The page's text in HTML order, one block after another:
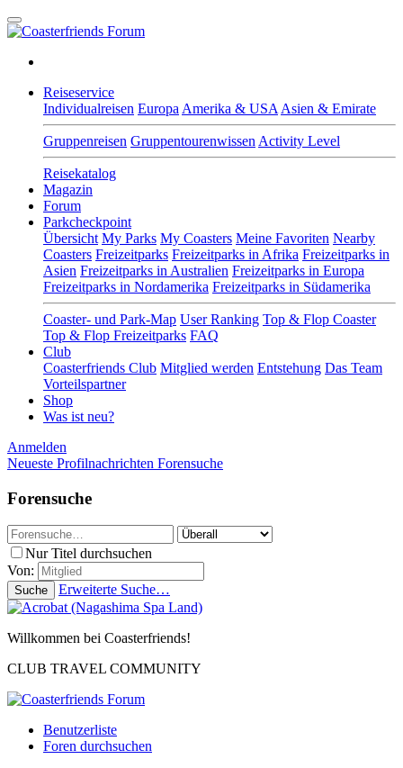
Reiseservice
Individualreisen Europa Amerika & USA Asien & Emirate
Gruppenreisen Gruppentourenwissen Activity Level
Reisekatalog
Magazin
Forum
Parkcheckpoint
Übersicht My Parks My Coasters Meine Favoriten Nearby
Coasters Freizeitparks Freizeitparks in Afrika Freizeitparks in
Asien Freizeitparks in Australien Freizeitparks in Europa
Freizeitparks in Nordamerika Freizeitparks in Südamerika
Coaster- und Park-Map User Ranking Top & Flop Coaster
Top & Flop Freizeitparks FAQ
Club
Coasterfriends Club Mitglied werden Entstehung Das Team
Vorteilspartner
Shop
Was ist neu?
Anmelden
Neueste Profilnachrichten Forensuche
Forensuche
Nur Titel durchsuchen
Von:
Suche Erweiterte Suche…
Willkommen bei Coasterfriends!
CLUB TRAVEL COMMUNITY
Benutzerliste
Foren durchsuchen